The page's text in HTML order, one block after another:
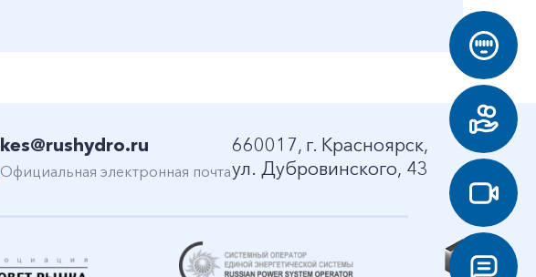
kes@rushydro.ru
Официальная электронная почта
660017, г. Красноярск,
ул. Дубровинского, 43